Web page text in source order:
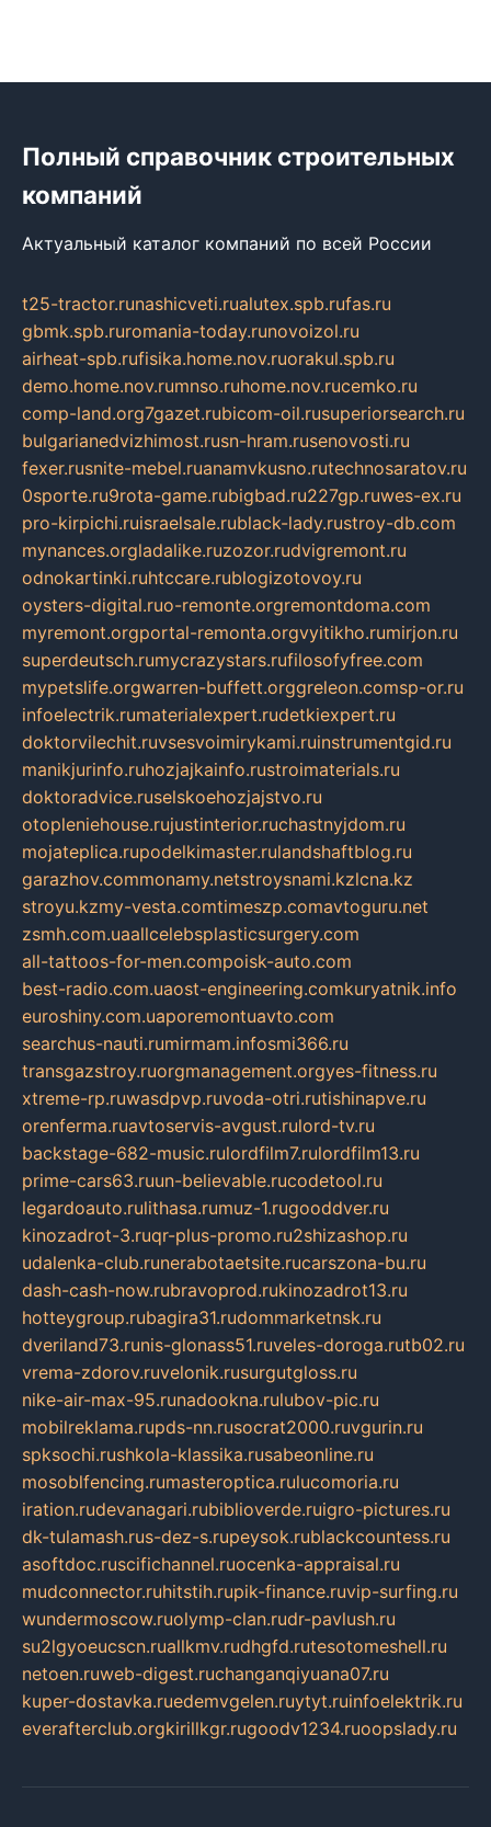
Полный справочник строительных
компаний
Актуальный каталог компаний по всей России
t25-tractor.runashicveti.rualutex.spb.rufas.ru
gbmk.spb.ruromania-today.runovoizol.ru
airheat-spb.rufisika.home.nov.ruorakul.spb.ru
demo.home.nov.rumnso.ruhome.nov.rucemko.ru
comp-land.org7gazet.rubicom-oil.rusuperiorsearch.ru
bulgarianedvizhimost.rusn-hram.rusenovosti.ru
fexer.rusnite-mebel.ruanamvkusno.rutechnosaratov.ru
0sporte.ru9rota-game.rubigbad.ru227gp.ruwes-ex.ru
pro-kirpichi.ruisraelsale.rublack-lady.rustroy-db.com
mynances.orgladalike.ruzozor.rudvigremont.ru
odnokartinki.ruhtccare.rublogizotovoy.ru
oysters-digital.ruo-remonte.orgremontdoma.com
myremont.orgportal-remonta.orgvyitikho.rumirjon.ru
superdeutsch.rumycrazystars.rufilosofyfree.com
mypetslife.orgwarren-buffett.orggreleon.comsp-or.ru
infoelectrik.rumaterialexpert.rudetkiexpert.ru
doktorvilechit.ruvsesvoimirykami.ruinstrumentgid.ru
manikjurinfo.ruhozjajkainfo.rustroimaterials.ru
doktoradvice.ruselskoehozjajstvo.ru
otopleniehouse.rujustinterior.ruchastnyjdom.ru
mojateplica.rupodelkimaster.rulandshaftblog.ru
garazhov.commonamy.netstroysnami.kzlcna.kz
stroyu.kzmy-vesta.comtimeszp.comavtoguru.net
zsmh.com.uaallcelebsplasticsurgery.com
all-tattoos-for-men.compoisk-auto.com
best-radio.com.uaost-engineering.comkuryatnik.info
euroshiny.com.uaporemontuavto.com
searchus-nauti.rumirmam.infosmi366.ru
transgazstroy.ruorgmanagement.orgyes-fitness.ru
xtreme-rp.ruwasdpvp.ruvoda-otri.rutishinapve.ru
orenferma.ruavtoservis-avgust.rulord-tv.ru
backstage-682-music.rulordfilm7.rulordfilm13.ru
prime-cars63.ruun-believable.rucodetool.ru
legardoauto.rulithasa.rumuz-1.rugooddver.ru
kinozadrot-3.ruqr-plus-promo.ru2shizashop.ru
udalenka-club.runerabotaetsite.rucarszona-bu.ru
dash-cash-now.rubravoprod.rukinozadrot13.ru
hotteygroup.rubagira31.rudommarketnsk.ru
dveriland73.runis-glonass51.ruveles-doroga.rutb02.ru
vrema-zdorov.ruvelonik.rusurgutgloss.ru
nike-air-max-95.runadookna.rulubov-pic.ru
mobilreklama.rupds-nn.rusocrat2000.ruvgurin.ru
spksochi.rushkola-klassika.rusabeonline.ru
mosoblfencing.rumasteroptica.rulucomoria.ru
iration.rudevanagari.rubiblioverde.ruigro-pictures.ru
dk-tulamash.rus-dez-s.rupeysok.rublackcountess.ru
asoftdoc.ruscifichannel.ruocenka-appraisal.ru
mudconnector.ruhitstih.rupik-finance.ruvip-surfing.ru
wundermoscow.ruolymp-clan.rudr-pavlush.ru
su2lgyoeucscn.ruallkmv.rudhgfd.rutesotomeshell.ru
netoen.ruweb-digest.ruchanganqiyuana07.ru
kuper-dostavka.ruedemvgelen.ruytyt.ruinfoelektrik.ru
everafterclub.orgkirillkgr.rugoodv1234.ruoopslady.ru